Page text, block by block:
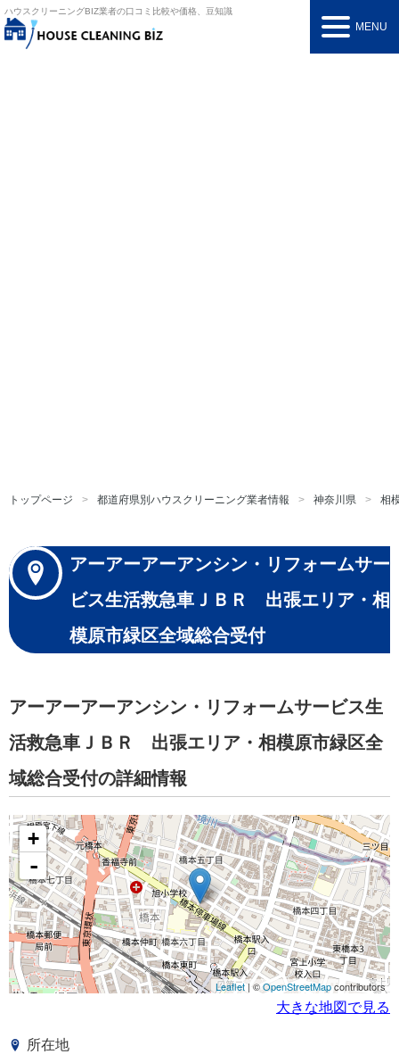
ハウスクリーニングBIZ業者の口コミ比較や価格、豆知識
MENU
トップページ 都道府県別ハウスクリーニング業者情報 神奈川県 相
アーアーアーアンシン・リフォームサー
ビス生活救急車ＪＢＲ 出張エリア・相
模原市緑区全域総合受付
アーアーアーアンシン・リフォームサービス生
活救急車ＪＢＲ 出張エリア・相模原市緑区全
域総合受付の詳細情報
+
-
Leaflet| ©OpenStreetMapcontributors
大きな地図で見る
所在地